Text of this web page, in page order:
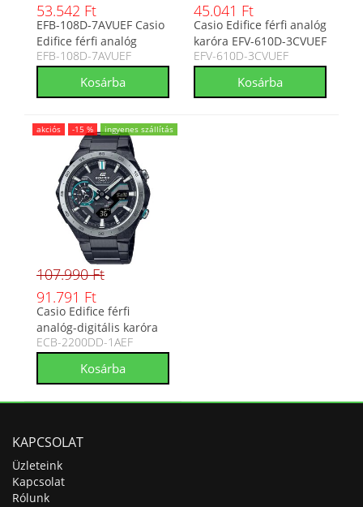
53.542 Ft
EFB-108D-7AVUEF Casio
Edifice férfi analóg
karóra
EFB-108D-7AVUEF
45.041 Ft
Casio Edifice férfi analóg
karóra EFV-610D-3CVUEF
EFV-610D-3CVUEF
akciós -15 % ingyenes szállítás
107.990 Ft
91.791 Ft
Casio Edifice férfi
analóg-digitális karóra
ECB-2200DD-1AEF
ECB-2200DD-1AEF
KAPCSOLAT
Üzleteink
Kapcsolat
Rólunk